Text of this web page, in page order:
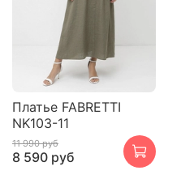
Платье FABRETTI
NK103-11
11 990 руб
8 590 руб